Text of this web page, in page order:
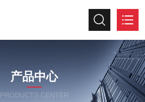
产品中心
PRODUCTS CENTER